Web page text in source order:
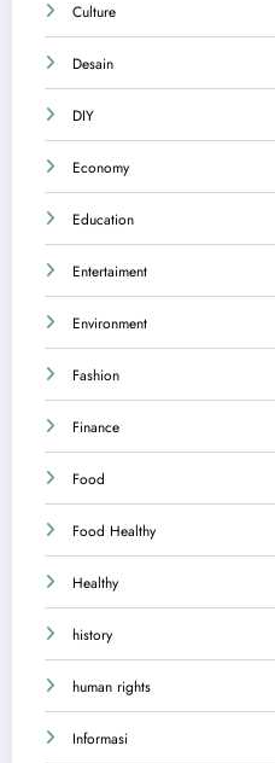
Culture
Desain
DIY
Economy
Education
Entertaiment
Environment
Fashion
Finance
Food
Food Healthy
Healthy
history
human rights
Informasi